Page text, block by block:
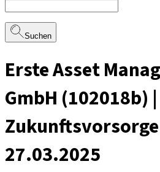
Suchen
Erste Asset
GmbH (102018b) |
27.03.2025